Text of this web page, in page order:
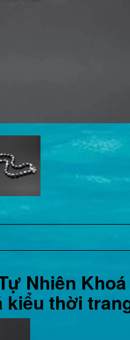
Nhiên
kiểu thời